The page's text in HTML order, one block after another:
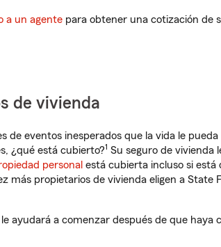
a un agente para obtener una cotización de
de vivienda
de eventos inesperados que la vida le
¿qué está cubierto?1 Su seguro de vivienda
personal está cubierta incluso si está
más propietarios de vivienda eligen a
ayudará a comenzar después de que